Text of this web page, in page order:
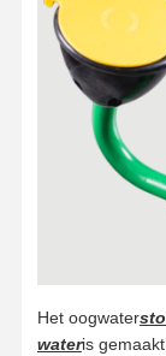
Het oogwater
wateris